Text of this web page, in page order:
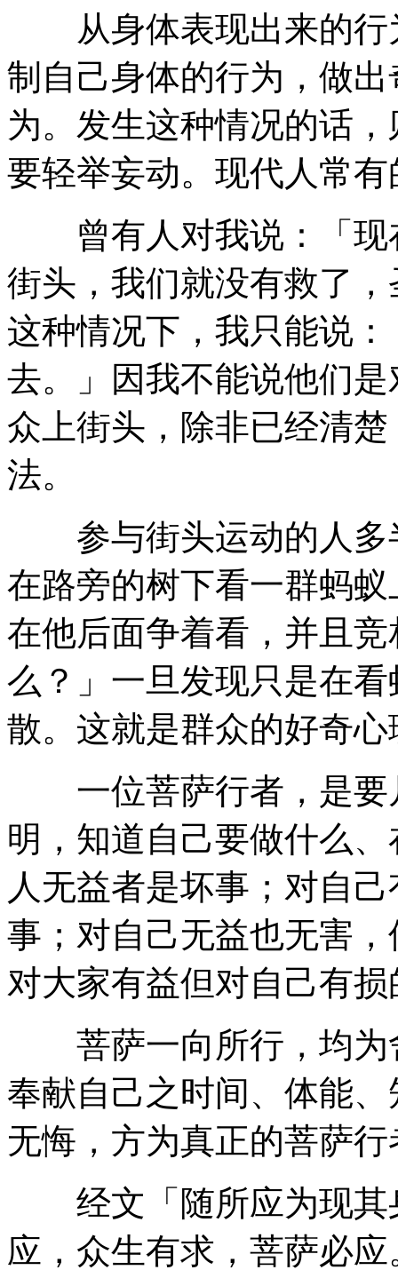
从身体表现出来的行
制自己身体的行为，做
为。发生这种情况的话
要轻举妄动。现代人常
曾有人对我说：「现
街头，我们就没有救了
这种情况下，我只能说
去。」因我不能说他们
众上街头，除非已经清
法。
参与街头运动的人多
在路旁的树下看一群蚂
在他后面争着看，并且
么？」一旦发现只是在
散。这就是群众的好奇
一位菩萨行者，是要
明，知道自己要做什么
人无益者是坏事；对自
事；对自己无益也无害
对大家有益但对自己有
菩萨一向所行，均为
奉献自己之时间、体能
无悔，方为真正的菩萨行
经文「随所应为现其
应，众生有求，菩萨必